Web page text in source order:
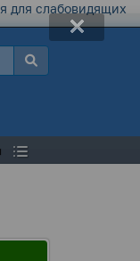
для слабовидящих